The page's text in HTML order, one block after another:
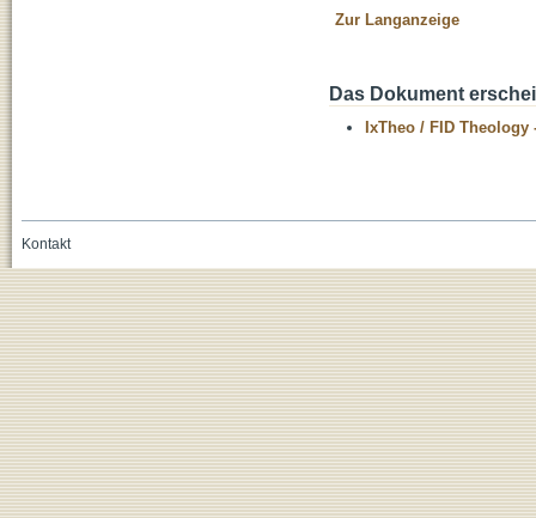
Zur Langanzeige
Das Dokument
IxTheo / FID Theology
Kontakt